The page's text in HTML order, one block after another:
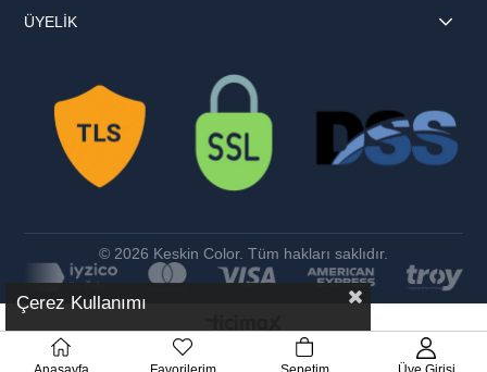
ÜYELİK
© 2026 Keskin Color. Tüm hakları saklıdır.
Çerez Kullanımı